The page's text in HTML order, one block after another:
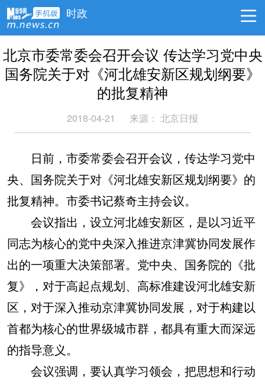
时政
北京市委常委会召开会议 传达学习党中央
国务院关于对《河北雄安新区规划纲要》
的批复精神
2018-04-21 来源： 北京日报
日前，市委常委会召开会议，传达学习党中
央、国务院关于对《河北雄安新区规划纲要》的
批复精神。市委书记蔡奇主持会议。
会议指出，设立河北雄安新区，是以习近平
同志为核心的党中央深入推进京津冀协同发展作
出的一项重大决策部署。党中央、国务院的《批
复》，对于高起点规划、高标准建设河北雄安新
区，对于深入推动京津冀协同发展，对于构建以
首都为核心的世界级城市群，都具有重大而深远
的指导意义。
会议强调，要认真学习领会，把思想和行动